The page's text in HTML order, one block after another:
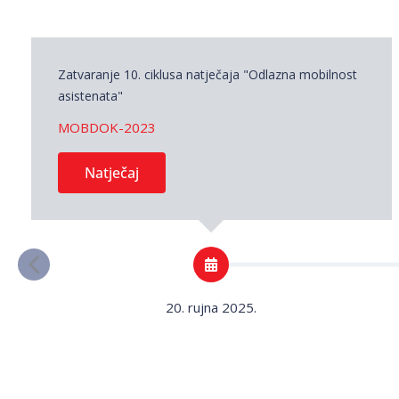
Zatvaranje 10. ciklusa natječaja "Odlazna mobilnost
asistenata"
MOBDOK-2023
Natječaj
20. rujna 2025.